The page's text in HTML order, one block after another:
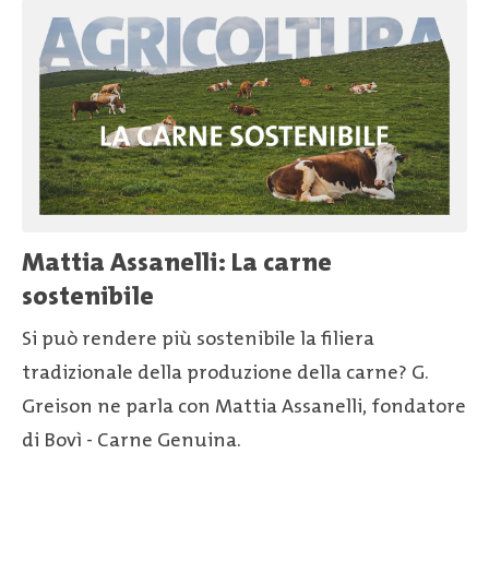
Mattia Assanelli: La carne
sostenibile
Si può rendere più sostenibile la filiera
tradizionale della produzione della carne? G.
Greison ne parla con Mattia Assanelli, fondatore
di Bovì - Carne Genuina.